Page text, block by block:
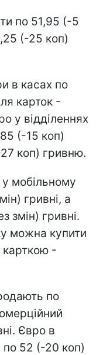
по 51,95 (-5
(-25 коп)
в касах по
карток -
у відділеннях
(-15 коп)
коп) гривню.
мобільному
гривні, а
змін) гривні.
можна купити
карткою -
по
Євро в
по 52 (-20 коп)